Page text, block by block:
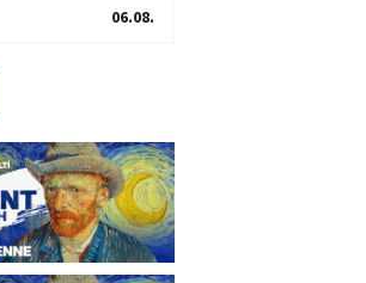
06.08.